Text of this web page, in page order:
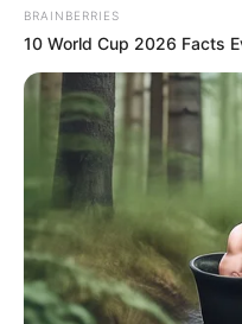
BRAINBERRIES
10 World Cup 2026 Facts